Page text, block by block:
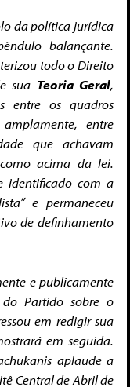
da política jurídica
balançante.
todo o Direito
sua Teoria Geral,
entre os quadros
entre
que achavam
acima da lei.
identificado com a
e permaneceu
de definhamento
e publicamente
Partido sobre o
em redigir sua
em seguida.
aplaude a
Central de Abril de